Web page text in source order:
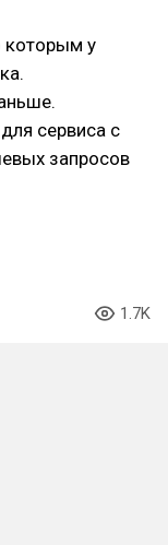
которым у
сервиса с
запросов
1.7K